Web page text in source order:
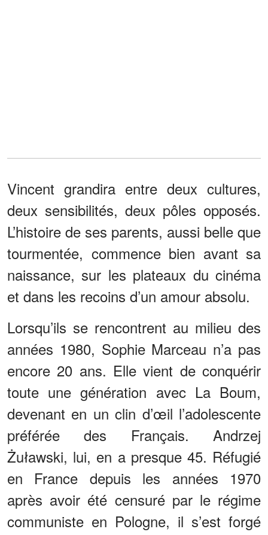
Vincent grandira entre deux cultures,
deux sensibilités, deux pôles opposés.
L’histoire de ses parents, aussi belle que
tourmentée, commence bien avant sa
naissance, sur les plateaux du cinéma
et dans les recoins d’un amour absolu.
Lorsqu’ils se rencontrent au milieu des
années 1980, Sophie Marceau n’a pas
encore 20 ans. Elle vient de conquérir
toute une génération avec La Boum,
devenant en un clin d’œil l’adolescente
préférée des Français. Andrzej
Żuławski, lui, en a presque 45. Réfugié
en France depuis les années 1970
après avoir été censuré par le régime
communiste en Pologne, il s’est forgé